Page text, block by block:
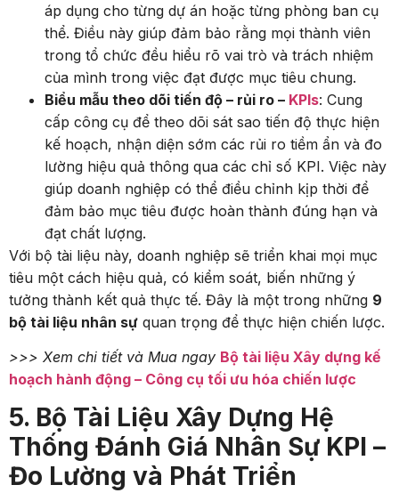
áp dụng cho từng dự án hoặc từng phòng ban cụ
thể. Điều này giúp đảm bảo rằng mọi thành viên
trong tổ chức đều hiểu rõ vai trò và trách nhiệm
của mình trong việc đạt được mục tiêu chung.
Biểu mẫu theo dõi tiến độ – rủi ro – KPIs: Cung
cấp công cụ để theo dõi sát sao tiến độ thực hiện
kế hoạch, nhận diện sớm các rủi ro tiềm ẩn và đo
lường hiệu quả thông qua các chỉ số KPI. Việc này
giúp doanh nghiệp có thể điều chỉnh kịp thời để
đảm bảo mục tiêu được hoàn thành đúng hạn và
đạt chất lượng.
Với bộ tài liệu này, doanh nghiệp sẽ triển khai mọi mục
tiêu một cách hiệu quả, có kiểm soát, biến những ý
tưởng thành kết quả thực tế. Đây là một trong những 9
bộ tài liệu nhân sự quan trọng để thực hiện chiến lược.
>>> Xem chi tiết và Mua ngay Bộ tài liệu Xây dựng kế
hoạch hành động – Công cụ tối ưu hóa chiến lược
5. Bộ Tài Liệu Xây Dựng Hệ
Thống Đánh Giá Nhân Sự KPI –
Đo Lường và Phát Triển